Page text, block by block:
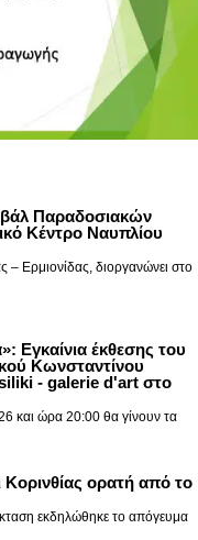
Παραδοσιακών
Κέντρο Ναυπλίου
– Ερμιονίδας, διοργανώνει στο
Εγκαίνια έκθεσης του
Κωνσταντίνου
- galerie d'art στο
και ώρα 20:00 θα γίνουν τα
ορατή από το
εκδηλώθηκε το απόγευμα